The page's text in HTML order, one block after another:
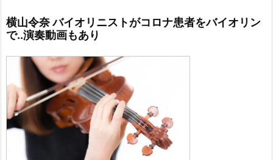
横山令奈 バイオリニストがコロナ患者をバイオリン
で..演奏動画もあり